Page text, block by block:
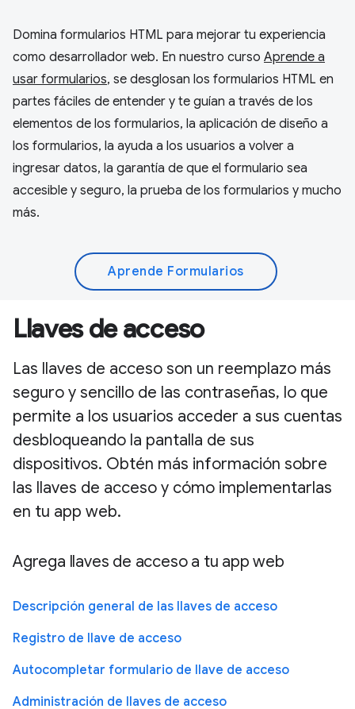
Domina formularios HTML para mejorar tu experiencia
como desarrollador web. En nuestro curso Aprende a
usar formularios, se desglosan los formularios HTML en
partes fáciles de entender y te guían a través de los
elementos de los formularios, la aplicación de diseño a
los formularios, la ayuda a los usuarios a volver a
ingresar datos, la garantía de que el formulario sea
accesible y seguro, la prueba de los formularios y mucho
más.
Aprende Formularios
Llaves de acceso
Las llaves de acceso son un reemplazo más
seguro y sencillo de las contraseñas, lo que
permite a los usuarios acceder a sus cuentas
desbloqueando la pantalla de sus
dispositivos. Obtén más información sobre
las llaves de acceso y cómo implementarlas
en tu app web.
Agrega llaves de acceso a tu app web
Descripción general de las llaves de acceso
Registro de llave de acceso
Autocompletar formulario de llave de acceso
Administración de llaves de acceso